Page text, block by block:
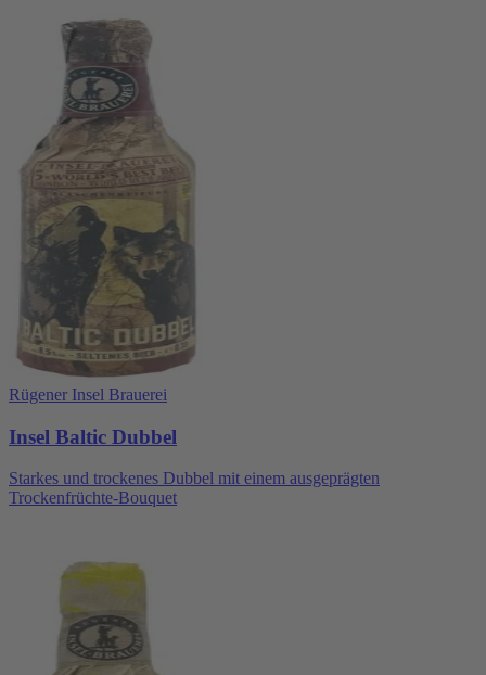
Rügener Insel Brauerei
Insel Baltic Dubbel
Starkes und trockenes Dubbel mit einem ausgeprägten
Trockenfrüchte-Bouquet